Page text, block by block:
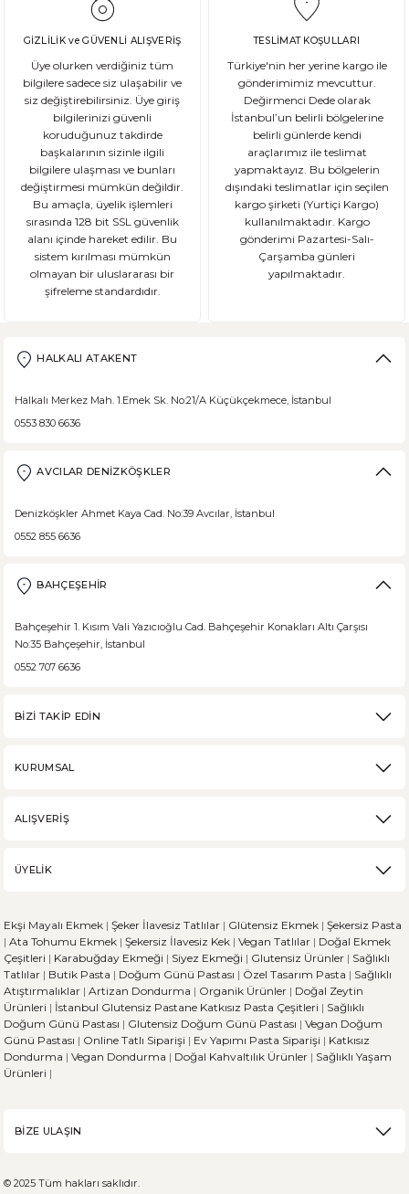
Glutensiz Yaşamın Temelleri: Gluten Nedir ve Neden Önemlidir?
DEVAMI
Ekşi Mayalı Ekmek Tüketmemiz için 10 Neden
Ekmek ve ekmek ürünleri için sağlıklı olmadıklarına dair kötü bir
DEVAMI
Şeker Hastaları Hangi Tür Ekmekleri Tüketmelidir?
DEVAMI
Borodinsky Rus Ekmeği, rus siyah çavdar ekmeği olarak da bilinir.
DEVAMI
Medovik, Slav mutfağından dünyaya yayılmış bir pastadır. Eski
Karabuğday, son zamanlarda sağlıklı beslenme trendinin
Ekşi Mayalı Ekmek ve Diğer Ekmek Çeşitleri
Ekmek, dünya genelinde her kültürün sofralarında önemli bir yere
DEVAMI
GİZLİLİK ve GÜVENLİ ALIŞVERİŞ
Üye olurken verdiğiniz tüm
bilgilere sadece siz ulaşabilir ve
siz değiştirebilirsiniz. Üye giriş
bilgilerinizi güvenli
koruduğunuz takdirde
başkalarının sizinle ilgili
bilgilere ulaşması ve bunları
değiştirmesi mümkün değildir.
Bu amaçla, üyelik işlemleri
sırasında 128 bit SSL güvenlik
alanı içinde hareket edilir. Bu
sistem kırılması mümkün
olmayan bir uluslararası bir
şifreleme standardıdır.
TESLİMAT KOŞULLARI
Türkiye'nin her yerine kargo ile
gönderimimiz mevcuttur.
Değirmenci Dede olarak
İstanbul’un belirli bölgelerine
belirli günlerde kendi
araçlarımız ile teslimat
yapmaktayız. Bu bölgelerin
dışındaki teslimatlar için seçilen
kargo şirketi (Yurtiçi Kargo)
kullanılmaktadır. Kargo
gönderimi Pazartesi-Salı-
Çarşamba günleri
yapılmaktadır.
HALKALI ATAKENT
Halkalı Merkez Mah. 1.Emek Sk. No:21/A Küçükçekmece, İstanbul
0553 830 6636
AVCILAR DENİZKÖŞKLER
Denizköşkler Ahmet Kaya Cad. No:39 Avcılar, İstanbul
0552 855 6636
BAHÇEŞEHİR
Bahçeşehir 1. Kısım Vali Yazıcıoğlu Cad. Bahçeşehir Konakları Altı Çarşısı
No:35 Bahçeşehir, İstanbul
0552 707 6636
BİZİ TAKİP EDİN
KURUMSAL
ALIŞVERİŞ
ÜYELİK
Ekşi Mayalı Ekmek | Şeker İlavesiz Tatlılar | Glütensiz Ekmek | Şekersiz Pasta
| Ata Tohumu Ekmek | Şekersiz İlavesiz Kek | Vegan Tatlılar | Doğal Ekmek
Çeşitleri | Karabuğday Ekmeği | Siyez Ekmeği | Glutensiz Ürünler | Sağlıklı
Tatlılar | Butik Pasta | Doğum Günü Pastası | Özel Tasarım Pasta | Sağlıklı
Atıştırmalıklar | Artizan Dondurma | Organik Ürünler | Doğal Zeytin
Ürünleri | İstanbul Glutensiz Pastane Katkısız Pasta Çeşitleri | Sağlıklı
Doğum Günü Pastası | Glutensiz Doğum Günü Pastası | Vegan Doğum
Günü Pastası | Online Tatlı Siparişi | Ev Yapımı Pasta Siparişi | Katkısız
Dondurma | Vegan Dondurma | Doğal Kahvaltılık Ürünler | Sağlıklı Yaşam
Ürünleri |
BİZE ULAŞIN
© 2025 Tüm hakları saklıdır.